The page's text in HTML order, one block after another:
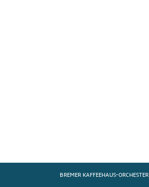
BREMER KAFFEEHAUS-ORCHESTER